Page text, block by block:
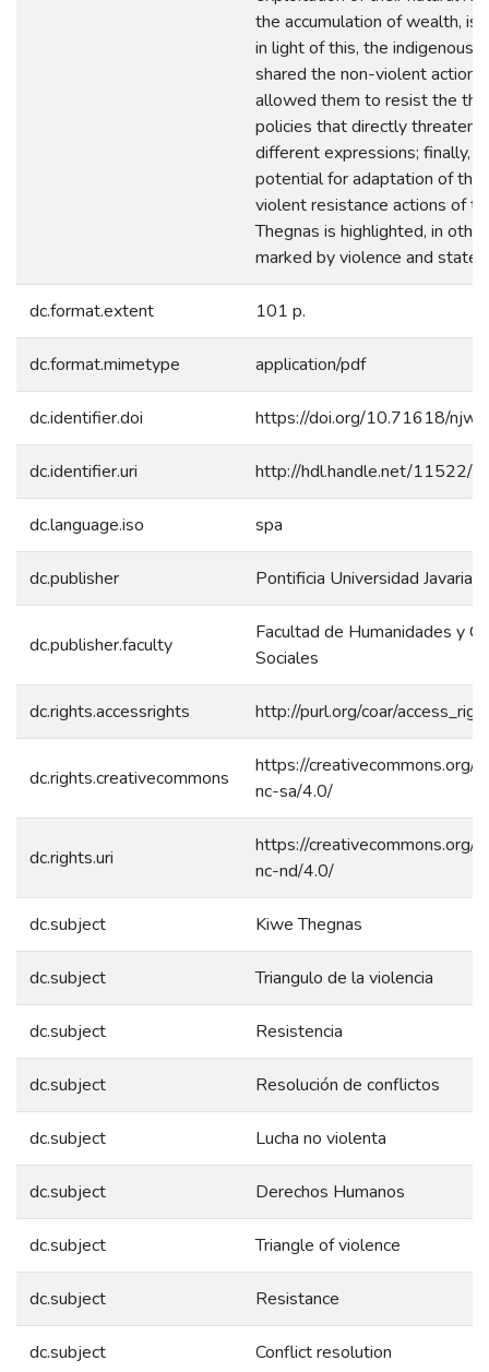
the accumulation of wealth, is
in light of this, the indigenous
shared the non-violent
allowed them to resist the
policies that directly threaten
different expressions; finally,
potential for adaptation of the
violent resistance actions of
Thegnas is highlighted, in
marked by violence and state
dc.format.extent 101 p.
dc.format.mimetype application/pdf
dc.identifier.doi https://doi.org/10.71618/
dc.identifier.uri http://hdl.handle.net/11522/
dc.language.iso spa
dc.publisher Pontificia Universidad
dc.publisher.faculty
Facultad de Humanidades y
Sociales
dc.rights.accessrights http://purl.org/coar/
dc.rights.creativecommons
https://creativecommons.org/
nc-sa/4.0/
dc.rights.uri
https://creativecommons.org/
nc-nd/4.0/
dc.subject Kiwe Thegnas
dc.subject Triangulo de la violencia
dc.subject Resistencia
dc.subject Resolución de conflictos
dc.subject Lucha no violenta
dc.subject Derechos Humanos
dc.subject Triangle of violence
dc.subject Resistance
dc.subject Conflict resolution